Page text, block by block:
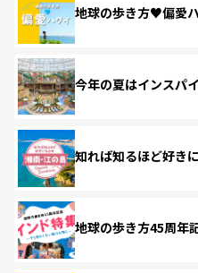
地球の歩き方♥偏愛
今年の夏はインスパ
知れば知るほど好き
地球の歩き方45周年